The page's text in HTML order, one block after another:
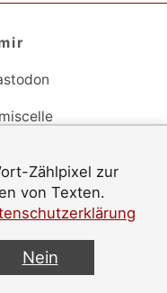
miscelle
• Impressum
Zählpixel zur
von Texten.
Nein